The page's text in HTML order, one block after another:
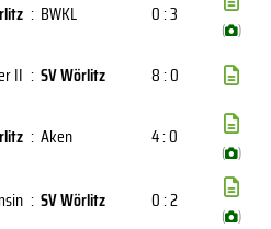
: BWKL 0 : 3
( )
II : SV Wörlitz
8 : 0
: Aken 4 : 0
( )
: SV Wörlitz 0 : 2
( )